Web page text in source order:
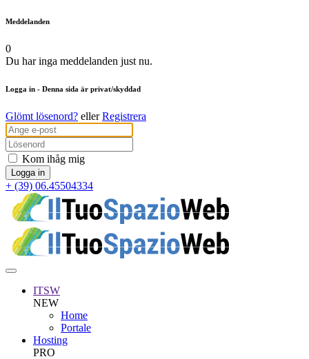
Meddelanden
0
Du har inga meddelanden just nu.
Logga in - Denna sida är privat/skyddad
Glömt lösenord? ellerRegistrera
Kom ihåg mig
+ (39) 06.45504334
ITSW
NEW
Home
Portale
Hosting
PRO